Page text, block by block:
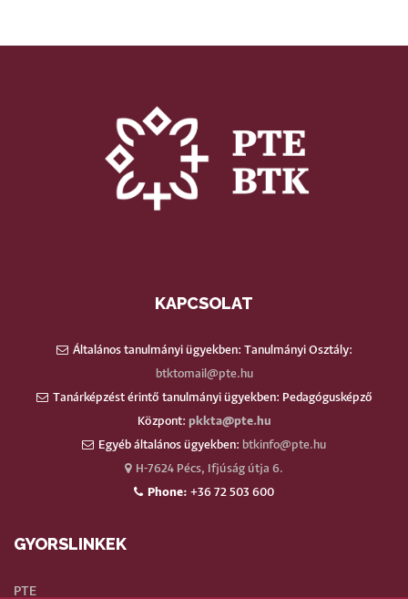
KAPCSOLAT
Általános tanulmányi ügyekben: Tanulmányi Osztály:
btktomail@pte.hu
Tanárképzést érintő tanulmányi ügyekben: Pedagógusképző
Központ: pkkta@pte.hu
Egyéb általános ügyekben: btkinfo@pte.hu
H-7624 Pécs, Ifjúság útja 6.
Phone: +36 72 503 600
GYORSLINKEK
PTE